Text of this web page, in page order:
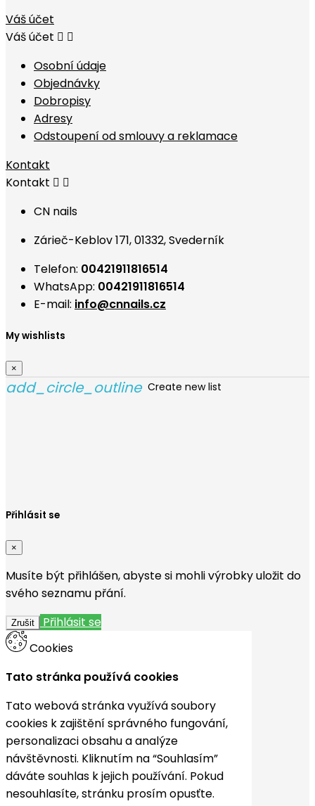
Váš účet
Váš účet  
Osobní údaje
Objednávky
Dobropisy
Adresy
Odstoupení od smlouvy a reklamace
Kontakt
Kontakt  
CN nails
Zárieč-Keblov 171, 01332, Svederník
Telefon: 00421911816514
WhatsApp: 00421911816514
E-mail: info@cnnails.cz
My wishlists
×
add_circle_outline Create new list
Přihlásit se
×
Musíte být přihlášen, abyste si mohli výrobky uložit do
svého seznamu přání.
Zrušit
Přihlásit se
Cookies
Tato stránka používá cookies
Tato webová stránka využívá soubory
cookies k zajištění správného fungování,
personalizaci obsahu a analýze
návštěvnosti. Kliknutím na “Souhlasím”
dáváte souhlas k jejich používání. Pokud
nesouhlasíte, stránku prosím opusťte.